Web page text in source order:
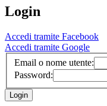
Login
Accedi tramite Facebook
Accedi tramite Google
Email o nome utente:
Password: